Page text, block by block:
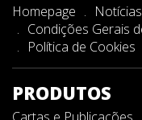
Homepage Notícias
Condições Gerais
Política de Cookies
PRODUTOS